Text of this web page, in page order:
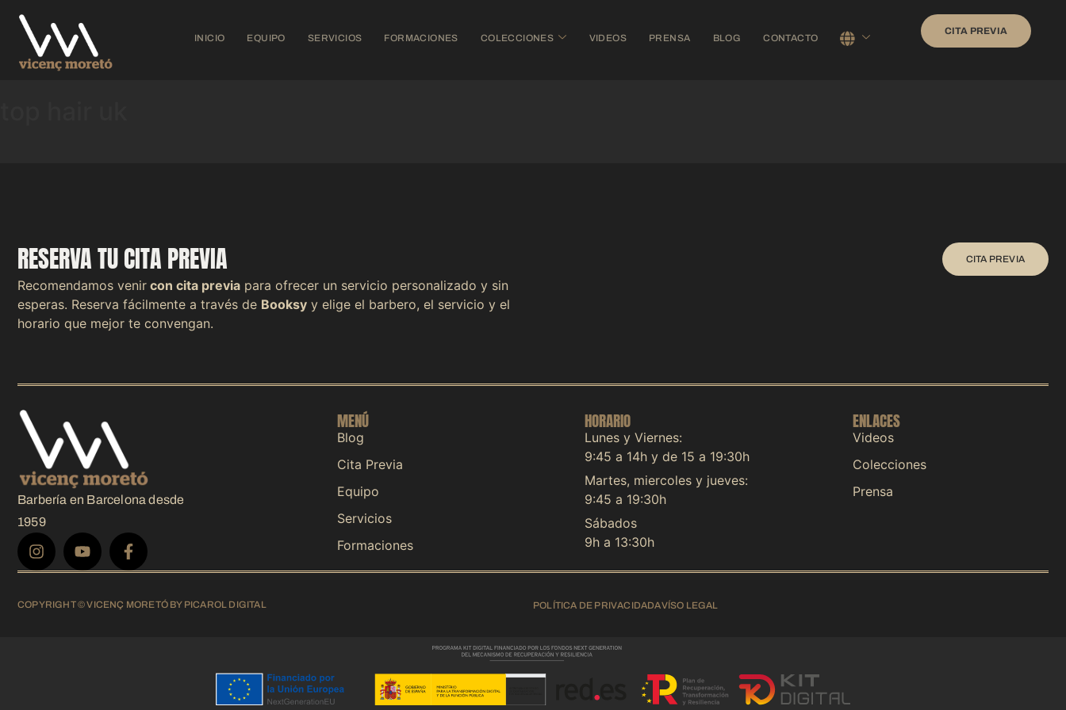
INICIO EQUIPO SERVICIOS FORMACIONES COLECCIONES VIDEOS PRENSA BLOG CONTACTO
CITA PREVIA
RESERVA TU CITA PREVIA
Recomendamos venir con cita previa para ofrecer un servicio personalizado y sin
esperas. Reserva fácilmente a través de Booksy y elige el barbero, el servicio y el
horario que mejor te convengan.
CITA PREVIA
Barbería en Barcelona desde
1959
MENÚ
Blog
Cita Previa
Equipo
Servicios
Formaciones
HORARIO
Lunes y Viernes:
9:45 a 14h y de 15 a 19:30h
Martes, miercoles y jueves:
9:45 a 19:30h
Sábados
9h a 13:30h
ENLACES
Videos
Colecciones
Prensa
COPYRIGHT © VICENÇ MORETÓ BY PICAROL DIGITAL POLÍTICA DE PRIVACIDADAVÍSO LEGAL